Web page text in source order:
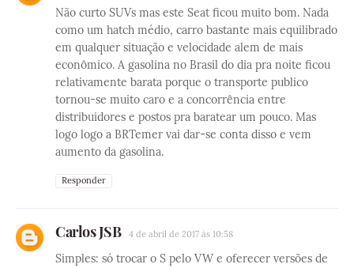
Não curto SUVs mas este Seat ficou muito bom. Nada
como um hatch médio, carro bastante mais equilibrado
em qualquer situação e velocidade alem de mais
econômico. A gasolina no Brasil do dia pra noite ficou
relativamente barata porque o transporte publico
tornou-se muito caro e a concorrência entre
distribuidores e postos pra baratear um pouco. Mas
logo logo a BRTemer vai dar-se conta disso e vem
aumento da gasolina.
Responder
Carlos JSB 4 de abril de 2017 às 10:58
Simples: só trocar o S pelo VW e oferecer versões de